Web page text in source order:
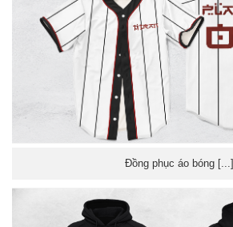
Đồng phục áo bóng [...]